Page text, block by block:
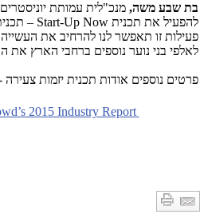
בת שבע משה, מנכ"לית עמותת
להפעיל את תכנית Start-Up Now
–
פעילות זו תאפשר לנו להרחיב את
לאלפי בני נוער נוספים ברחבי הארץ את
פרטים נוספים אודות תכנית יזמות צעירה
OurCrowd’s 2015 Industry Report - לחץ כאן